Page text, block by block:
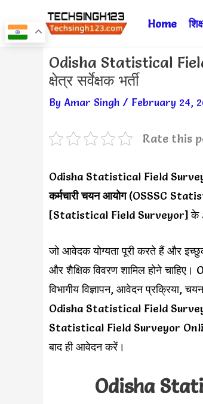
to
Home
Odisha Statistical
क्षेत्र सर्वेक्षक भर्ती
By Amar Singh / February 24,
Rate this
Odisha Statistical Field
कर्मचारी चयन आयोग(OSSSC
[Statistical Field Surveyor] के
जो आवेदक योग्यता पूरी करते हैं और
और शैक्षिक विवरण शामिल होने
विभागीय विज्ञापन, आवेदन प्रक्रिया,
Odisha Statistical Field
Statistical Field Surveyor
बाद ही आवेदन करें।
Odisha
Post
navigation